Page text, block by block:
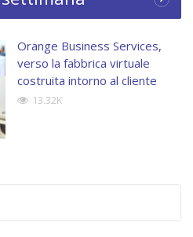
Orange Business Services,
verso la fabbrica virtuale
costruita intorno al cliente
13.32K